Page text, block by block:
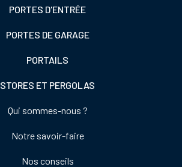
PORTES D'ENTRÉE
PORTES DE GARAGE
PORTAILS
STORES ET PERGOLAS
Qui sommes-nous ?
Notre savoir-faire
Nos conseils